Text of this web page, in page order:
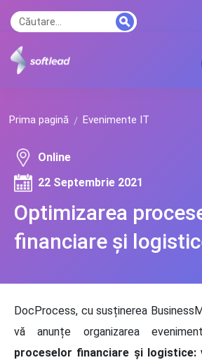
Prima pagină Evenimente IT
Optimizarea
financiare și
Online
22 Septembrie 2021
DocProcess, cu susținerea
vă anunțe organizarea
proceselor financiare și logistice: